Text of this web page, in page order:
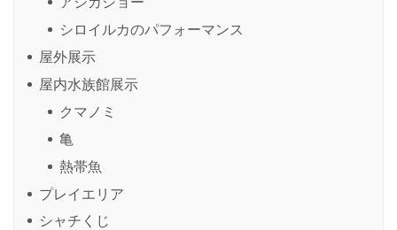
シロイルカのパフォーマンス
屋外展示
屋内水族館展示
クマノミ
亀
熱帯魚
プレイエリア
シャチくじ